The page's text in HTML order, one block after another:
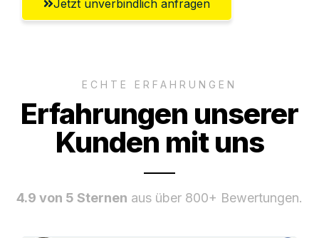
Jetzt unverbindlich anfragen
ECHTE ERFAHRUNGEN
Erfahrungen unserer
Kunden mit uns
4.9 von 5 Sternen aus über 800+ Bewertungen.